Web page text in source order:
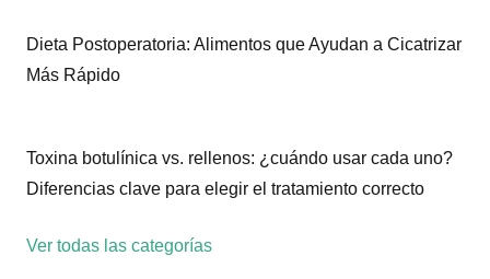
Dieta Postoperatoria: Alimentos que Ayudan a Cicatrizar
Más Rápido
Toxina botulínica vs. rellenos: ¿cuándo usar cada uno?
Diferencias clave para elegir el tratamiento correcto
Ver todas las categorías